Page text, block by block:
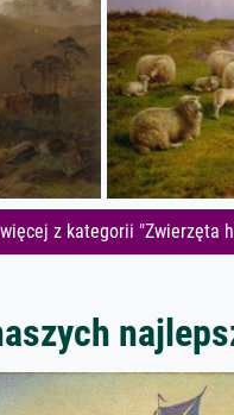
z kategorii "Zwierzęta